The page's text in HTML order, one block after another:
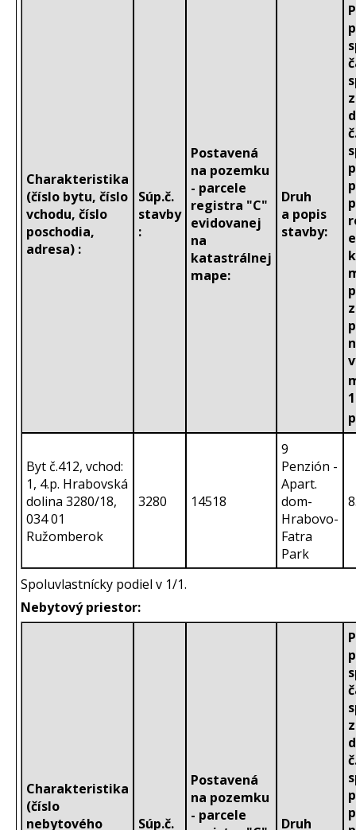
Charakteristika
(číslo bytu, číslo
vchodu, číslo
poschodia,
adresa) :
Súp.č.
stavby
:
Postavená
na pozemku
- parcele
registra "C"
evidovanej
na
katastrálnej
mape:
Druh
a popis
stavby:
Byt č.412, vchod:
1, 4.p. Hrabovská
dolina 3280/18,
034 01
Ružomberok
3280 14518
9
Penzión -
Apart.
dom-
Hrabovo-
Fatra
Park
Spoluvlastnícky podiel v 1/1.
Nebytový priestor:
Charakteristika
(číslo
nebytového
Súp.č.
Postavená
na pozemku
- parcele
Druh